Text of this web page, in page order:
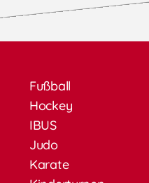
Fußball
Hockey
IBUS
Judo
Karate